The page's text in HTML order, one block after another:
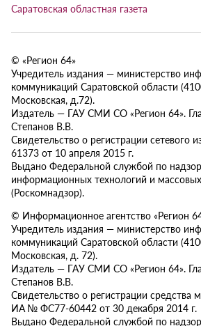
Саратовская областная газета
© «Регион 64»
Учредитель издания — министерство
коммуникаций Саратовской области
Московская, д.72).
Издатель — ГАУ СМИ СО «Регион 64».
Степанов В.В.
Свидетельство о регистрации
61373 от 10 апреля 2015 г.
Выдано Федеральной службой по
информационных технологий и
(Роскомнадзор).
© Информационное агентство «Регион
Учредитель издания — министерство
коммуникаций Саратовской области
Московская, д. 72).
Издатель — ГАУ СМИ СО «Регион 64».
Степанов В.В.
Свидетельство о регистрации средства
ИА № ФС77-60442 от 30 декабря 2014 г.
Выдано Федеральной службой по